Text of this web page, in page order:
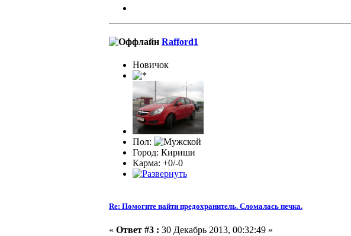
Rafford1
Новичок
Пол:
Город: Кириши
Карма: +0/-0
Re: Помогите найти предохранитель. Сломалась печка.
« Ответ #3 : 30 Декабрь 2013, 00:32:49 »